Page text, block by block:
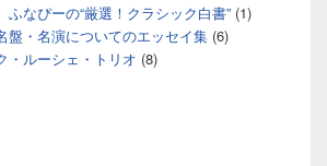
ふなぴーの“厳選！クラシック白書” (1)
盤・名演についてのエッセイ集 (6)
・ルーシェ・トリオ (8)